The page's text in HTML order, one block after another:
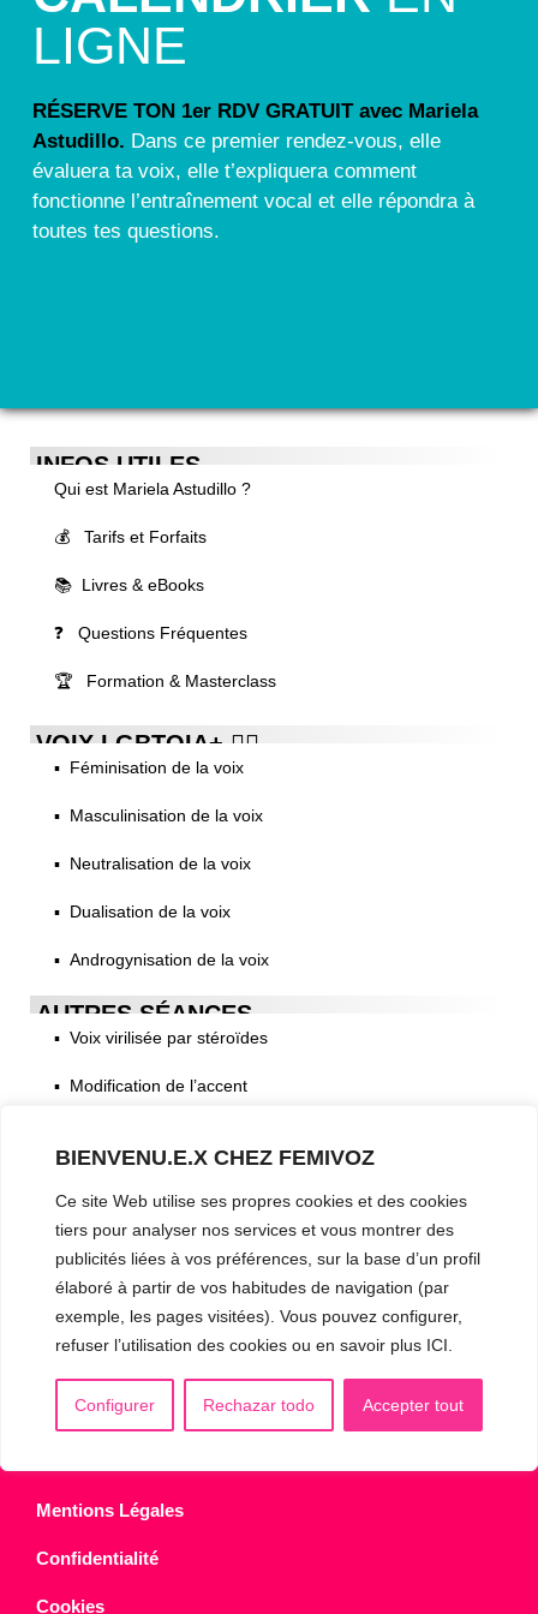
BIENVENU.E.X CHEZ FEMIVOZ
Ce site Web utilise ses propres cookies et des cookies
tiers pour analyser nos services et vous montrer des
publicités liées à vos préférences, sur la base d’un profil
élaboré à partir de vos habitudes de navigation (par
exemple, les pages visitées). Vous pouvez configurer,
refuser l’utilisation des cookies ou en savoir plus ICI.
Configurer Rechazar todo Accepter tout
LIGNE
RÉSERVE TON 1er RDV GRATUIT avec Mariela
Astudillo. Dans ce premier rendez-vous, elle
évaluera ta voix, elle t’expliquera comment
fonctionne l’entraînement vocal et elle répondra à
toutes tes questions.
INFOS UTILES
Qui est Mariela Astudillo ?
💰 Tarifs et Forfaits
📚 Livres & eBooks
❓ Questions Fréquentes
🏆 Formation & Masterclass
VOIX LGBTQIA+ 🏳️‍🌈
▪️ Féminisation de la voix
▪️ Masculinisation de la voix
▪️ Neutralisation de la voix
▪️ Dualisation de la voix
▪️ Androgynisation de la voix
AUTRES SÉANCES
▪️ Voix virilisée par stéroïdes
▪️ Modification de l’accent
CONTACT & RDV
✅ Prendre RDV en ligne
WhatsApp : +34 625 14 46 47
Mentions Légales
Confidentialité
Cookies